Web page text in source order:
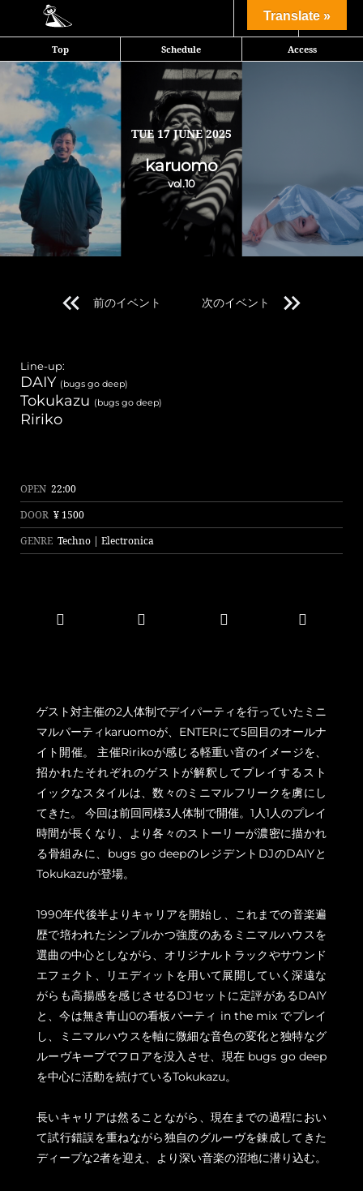
Top Schedule Access
Share
TUE 17 JUNE 2025
karuomo
vol.10
ゲスト対主催の2人体制でデイパーティを行っていたミニマルパーティ
karuomoが、ENTERにて5回目のオールナイト開催。 主催Ririkoが感
じる軽重い音のイメージを、招かれたそれぞれのゲストが解釈してプレ
イするストイックなスタイルは、数々のミニマルフリークを虜にしてき
た。 今回は前回同様3人体制で開催。1人1人のプレイ時間が長くなり、
より各々のストーリーが濃密に描かれる骨組みに、bugs go deepのレ
ジデントDJのDAIYとTokukazuが登場。
1990年代後半よりキャリアを開始し、これまでの音楽遍歴で培われた
シンプルかつ強度のあるミニマルハウスを選曲の中心としながら、オリ
いく深遠ながらも高揚感を感じさせるDJセットに定評があるDAIYと、
今は無き青山0の看板パーティ in the mix でプレイし、ミニマルハウ
長いキャリアは然ることながら、現在までの過程において試行錯誤を重
ねながら独自のグルーヴを錬成してきたディープな2者を迎え、より深
年齢確認の為、ご入場の際に全ての方にIDチェックを実施しておりま
す。
写真付き身分証明証をお持ち下さい。
前のイベント 次のイベント
Line-up:
DAIY (bugs go deep)
Tokukazu (bugs go deep)
Ririko
OPEN 22:00
DOOR ¥ 1500
GENRE Techno | Electronica
ゲスト対主催の2人体制でデイパーティを行っていたミニ
マルパーティkaruomoが、ENTERにて5回目のオールナ
イト開催。 主催Ririkoが感じる軽重い音のイメージを、
招かれたそれぞれのゲストが解釈してプレイするスト
イックなスタイルは、数々のミニマルフリークを虜にし
てきた。 今回は前回同様3人体制で開催。1人1人のプレイ
時間が長くなり、より各々のストーリーが濃密に描かれ
る骨組みに、bugs go deepのレジデントDJのDAIYと
Tokukazuが登場。
1990年代後半よりキャリアを開始し、これまでの音楽遍
歴で培われたシンプルかつ強度のあるミニマルハウスを
選曲の中心としながら、オリジナルトラックやサウンド
エフェクト、リエディットを用いて展開していく深遠な
がらも高揚感を感じさせるDJセットに定評があるDAIY
と、今は無き青山0の看板パーティ in the mix でプレイ
し、ミニマルハウスを軸に微細な音色の変化と独特なグ
ルーヴキープでフロアを没入させ、現在 bugs go deep
を中心に活動を続けているTokukazu。
長いキャリアは然ることながら、現在までの過程におい
て試行錯誤を重ねながら独自のグルーヴを錬成してきた
ディープな2者を迎え、より深い音楽の沼地に潜り込む。
Translate »